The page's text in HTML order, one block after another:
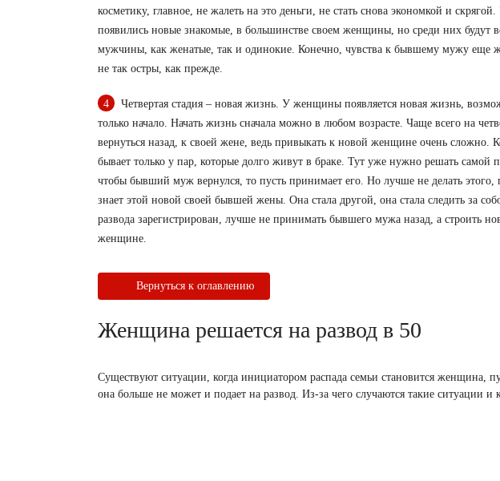
косметику, главное, не жалеть на это деньги, не стать снова экономкой и
появились новые знакомые, в большинстве своем женщины, но среди них будут
мужчины, как женатые, так и одинокие. Конечно, чувства к бывшему мужу еще
не так остры, как прежде.
Четвертая стадия – новая жизнь. У женщины появляется новая жизнь,
только начало. Начать жизнь сначала можно в любом возрасте. Чаще всего на
вернуться назад, к своей жене, ведь привыкать к новой женщине очень сложно.
бывает только у пар, которые долго живут в браке. Тут уже нужно решать самой
чтобы бывший муж вернулся, то пусть принимает его. Но лучше не делать
знает этой новой своей бывшей жены. Она стала другой, она стала следить за
развода зарегистрирован, лучше не принимать бывшего мужа назад, а строить
женщине.
Вернуться к оглавлению
Женщина решается на развод в 50
Существуют ситуации, когда инициатором распада семьи становится
она больше не может и подает на развод. Из-за чего случаются такие ситуации и